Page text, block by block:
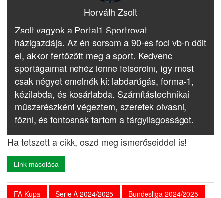
Horváth Zsolt
Zsolt vagyok a Portal1 Sportrovat
házigazdája. Az én sorsom a 90-es foci vb-n dőlt
el, akkor fertőzött meg a sport. Kedvenc
sportágaimat nehéz lenne felsorolni, így most
csak négyet emelnék ki: labdarúgás, forma-1,
kézilabda, és kosárlabda. Számítástechnikai
műszerészként végeztem, szeretek olvasni,
főzni, és fontosnak tartom a tárgyilagosságot.
Ha tetszett a cikk, oszd meg ismerőseiddel is!
Link másolása
FA Kupa Serie A 2024/2025
Bundesliga 2024/2025